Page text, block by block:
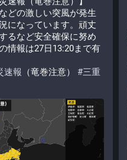
どの激しい突風が発生
になっています。頑丈
るなど安全確保に努め
情報は27日13:20まで有
速報 （竜巻注意） #三重